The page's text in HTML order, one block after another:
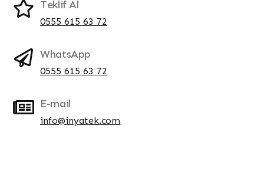
Teklif Al
0555 615 63 72
WhatsApp
0555 615 63 72
E-mail
info@inyatek.com